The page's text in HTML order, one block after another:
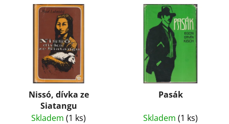
Nissó, dívka ze
Siatangu
Skladem (1 ks)
Pasák
Skladem (1 ks)